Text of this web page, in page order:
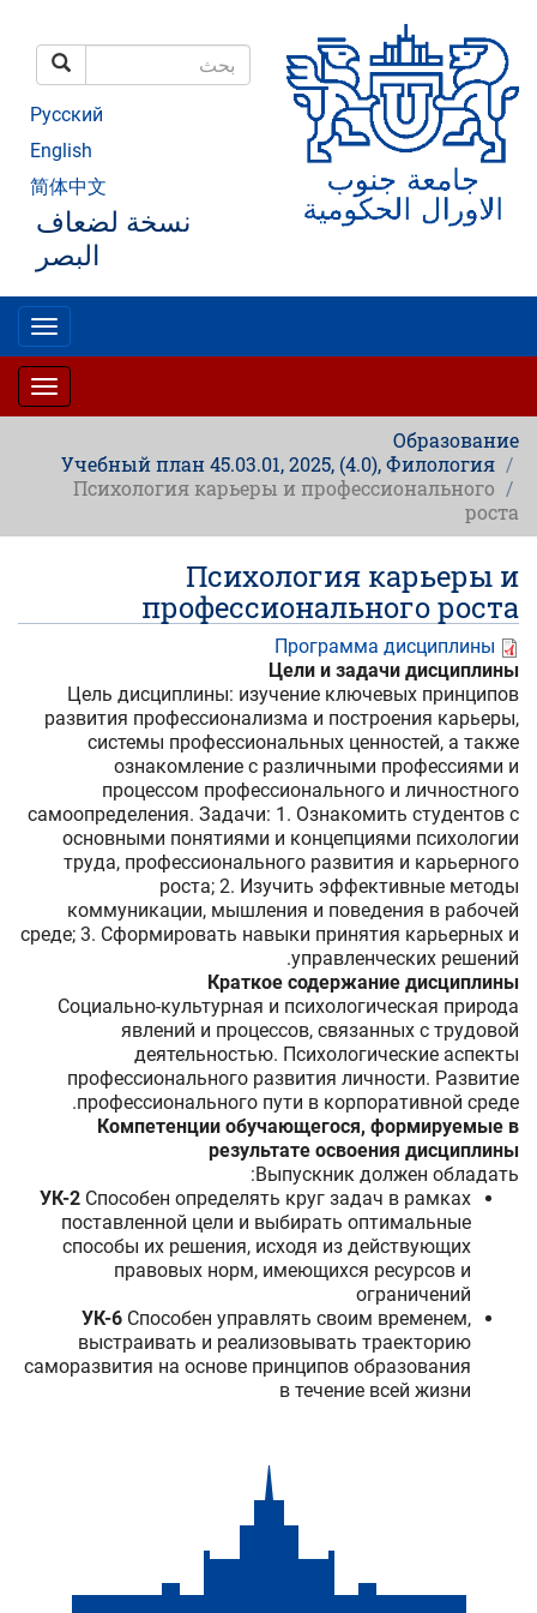
المحتوى
الرئيسي
بحث
Русский
English
简体中文
نسخة لضعاف
البصر
Образование
Учебный план 45.03.01, 2025, (4.0), Филология
Психология карьеры и профессионального
роста
Психология карьеры и
профессионального роста
Программа дисциплины
Цели и задачи дисциплины
Цель дисциплины: изучение ключевых принципов
развития профессионализма и построения карьеры,
системы профессиональных ценностей, а также
ознакомление с различными профессиями и
процессом профессионального и личностного
самоопределения. Задачи: 1. Ознакомить студентов с
основными понятиями и концепциями психологии
труда, профессионального развития и карьерного
роста; 2. Изучить эффективные методы
коммуникации, мышления и поведения в рабочей
среде; 3. Сформировать навыки принятия карьерных и
управленческих решений.
Краткое содержание дисциплины
Социально-культурная и психологическая природа
явлений и процессов, связанных с трудовой
деятельностью. Психологические аспекты
профессионального развития личности. Развитие
профессионального пути в корпоративной среде.
Компетенции обучающегося, формируемые в
результате освоения дисциплины
Выпускник должен обладать:
УК-2 Способен определять круг задач в рамках
поставленной цели и выбирать оптимальные
способы их решения, исходя из действующих
правовых норм, имеющихся ресурсов и
ограничений
УК-6 Способен управлять своим временем,
выстраивать и реализовывать траекторию
саморазвития на основе принципов образования
в течение всей жизни